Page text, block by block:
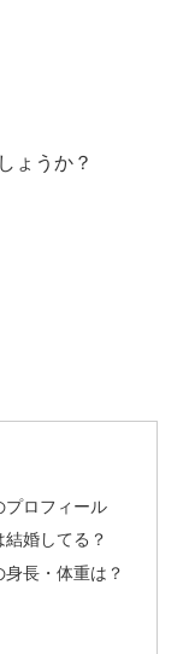
ょうか？
プロフィール
婚してる？
長・体重は？